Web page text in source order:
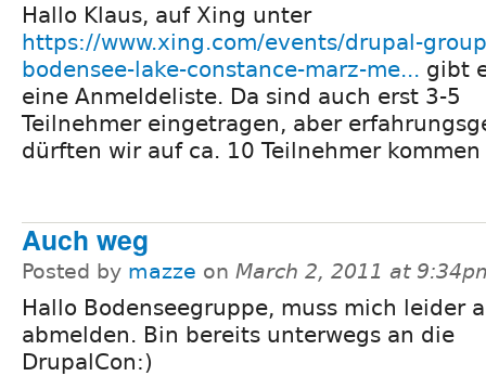
Hallo Klaus, auf Xing unter
https://www.xing.com/events/drupal-
bodensee-lake-constance-marz-me... gibt
eine Anmeldeliste. Da sind auch erst 3-5
Teilnehmer eingetragen, aber
dürften wir auf ca. 10 Teilnehmer kommen
Auch weg
Posted by mazze on March 2, 2011 at
Hallo Bodenseegruppe, muss mich leider
abmelden. Bin bereits unterwegs an die
DrupalCon:)